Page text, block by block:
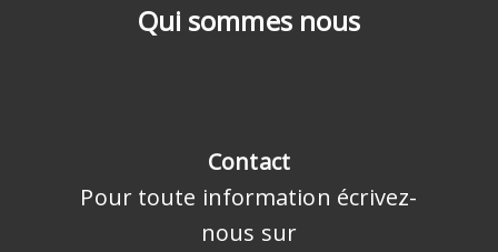
Qui sommes nous
Contact
Pour toute information écrivez-
nous sur